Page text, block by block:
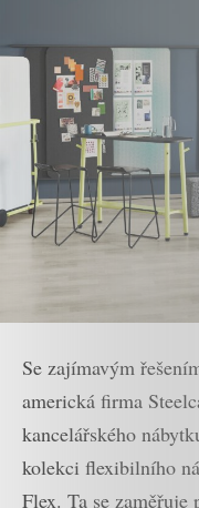
Se zajímavým
americká firma
kancelářského
kolekci flexibilního
Flex. Ta se zaměřuje